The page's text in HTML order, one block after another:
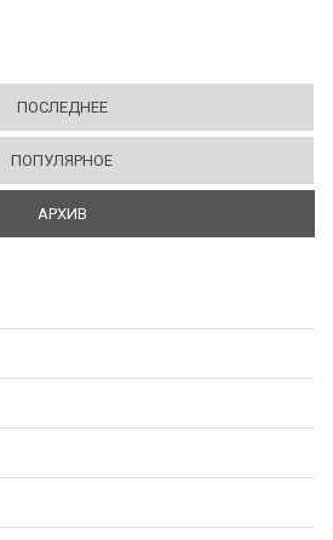
ПОСЛЕДНЕЕ
ПОПУЛЯРНОЕ
АРХИВ